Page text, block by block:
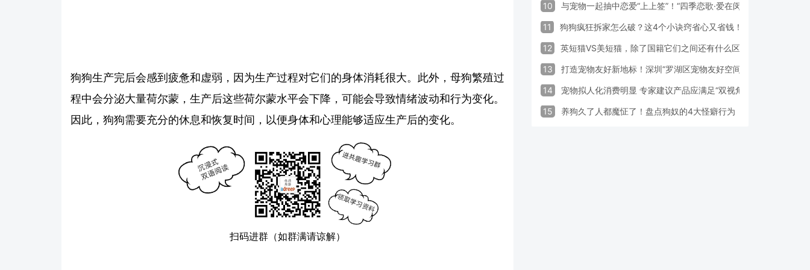
狗狗生产完后会感到疲惫和虚弱，因为生产过程对它们的身体消耗很大。此外，母狗繁殖过
程中会分泌大量荷尔蒙，生产后这些荷尔蒙水平会下降，可能会导致情绪波动和行为变化。
因此，狗狗需要充分的休息和恢复时间，以便身体和心理能够适应生产后的变化。
扫码进群（如群满请谅解）
10 与宠物一起抽中恋爱“上上签”！“四季恋歌·爱在闵行”携宠交友引领
11 狗狗疯狂拆家怎么破？这4个小诀窍省心又省钱！
12 英短猫VS美短猫，除了国籍它们之间还有什么区别？
13 打造宠物友好新地标！深圳“罗湖区宠物友好空间活动周”启动
14 宠物拟人化消费明显 专家建议产品应满足“双视角需求”
15 养狗久了人都魔怔了！盘点狗奴的4大怪癖行为